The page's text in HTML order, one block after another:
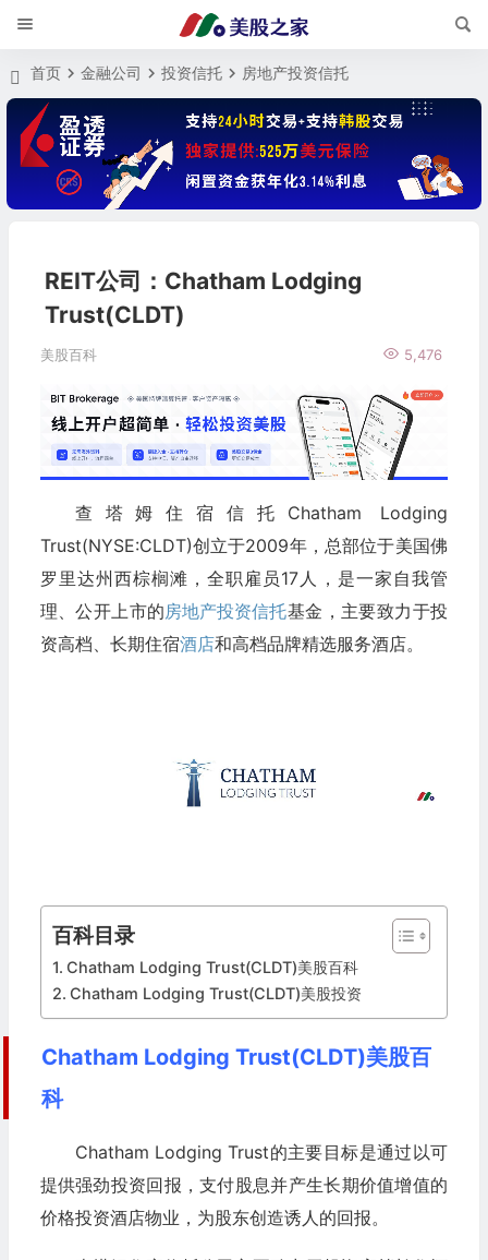
首页 金融公司 投资信托 房地产投资信托
REIT公司：Chatham Lodging
Trust(CLDT)
美股百科 5,476
查塔姆住宿信托Chatham Lodging
Trust(NYSE:CLDT)创立于2009年，总部位于美国佛
罗里达州西棕榈滩，全职雇员17人，是一家自我管
理、公开上市的房地产投资信托基金，主要致力于投
资高档、长期住宿酒店和高档品牌精选服务酒店。
百科目录
Chatham Lodging Trust(CLDT)美股百科
Chatham Lodging Trust(CLDT)美股投资
Chatham Lodging Trust(CLDT)美股百
科
Chatham Lodging Trust的主要目标是通过以可
提供强劲投资回报，支付股息并产生长期价值增值的
价格投资酒店物业，为股东创造诱人的回报。